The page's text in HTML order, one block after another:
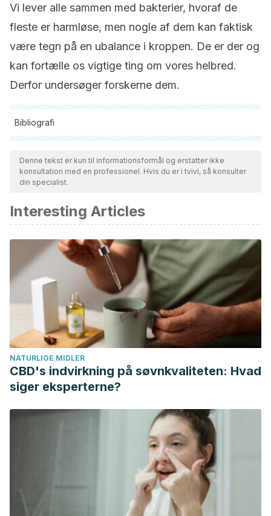
Vi lever alle sammen med bakterier, hvoraf de
fleste er harmløse, men nogle af dem kan faktisk
være tegn på en ubalance i kroppen. De er der og
kan fortælle os vigtige ting om vores helbred.
Derfor undersøger forskerne dem.
Bibliografi
Alle citerede kilder blev grundigt gennemgået af vores team
for at sikre deres kvalitet, pålidelighed, aktualitet og validitet.
Bibliografien i denne artikel blev betragtet som pålidelig og af
Baghban, Adam, and Shaili Gupta. “Parvimonas micra: a rare
cause of native joint septic arthritis.”Anaerobe39 (2016):
26-27.
Bullman, Susan, et al. “Analysis of Fusobacterium
persistence and antibiotic response in colorectal
cancer.”
Science
358.6369 (2017): 1443-1448.
Conde-Pérez, Kelly, et al. “Evidence for translocation of
oral Parvimonas micra from the subgingival sulcus of the
human oral cavity to the colorectal adenocarcinoma.”
(2022).
Gomez, Carlos A., et al. “First case of infectious
endocarditis caused by Parvimonas micra.”
(2015): 53-55.
Ho, Dawn, et al. “An unusual presentation of Parvimonas
Cureus10.10 (2018).
Horiuchi, Akira, et al. “Synergistic biofilm formation by
Parvimonas micra and Fusobacterium
62 (2020): 102100.
Denne tekst er kun til informationsformål og erstatter ikke
konsultation med en professionel. Hvis du er i tvivl, så konsulter
din specialist.
Interesting Articles
NATURLIGE MIDLER
CBD's indvirkning på søvnkvaliteten: Hvad
siger eksperterne?